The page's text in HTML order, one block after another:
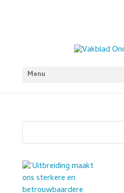
Menu